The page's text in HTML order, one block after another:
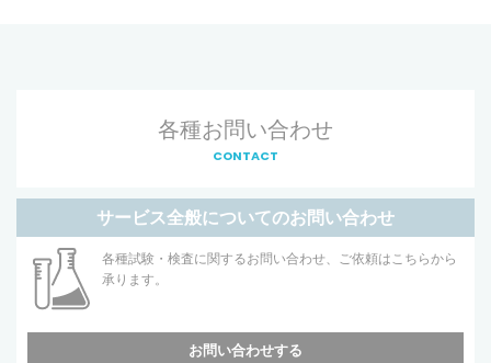
各種お問い合わせ
CONTACT
サービス全般についてのお問い合わせ
各種試験・検査に関するお問い合わせ、ご依頼はこちらから
承ります。
お問い合わせする